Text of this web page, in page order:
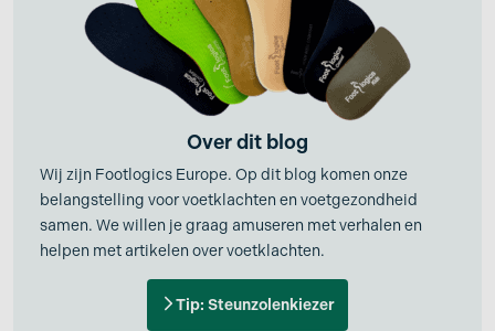
Over dit blog
Wij zijn Footlogics Europe. Op dit blog komen onze
belangstelling voor voetklachten en voetgezondheid
samen. We willen je graag amuseren met verhalen en
helpen met artikelen over voetklachten.
Tip: Steunzolenkiezer